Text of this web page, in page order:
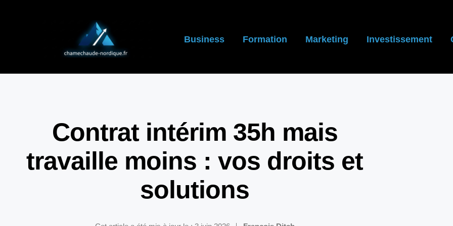
Business Formation Marketing Investissement
Contrat intérim 35h mais
travaille moins : vos droits et
solutions